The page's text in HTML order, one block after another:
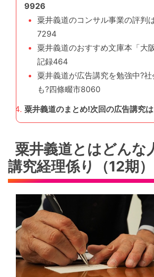
9926
粟井義道のコンサル事業の評判
7294
粟井義道のおすすめ文庫本「大
記録464
粟井義道が広告講究を勉強中?社
も?四條畷市8060
粟井義道のまとめ!次回の広告講究は
粟井義道とはどんな
講究経理係り（12期）